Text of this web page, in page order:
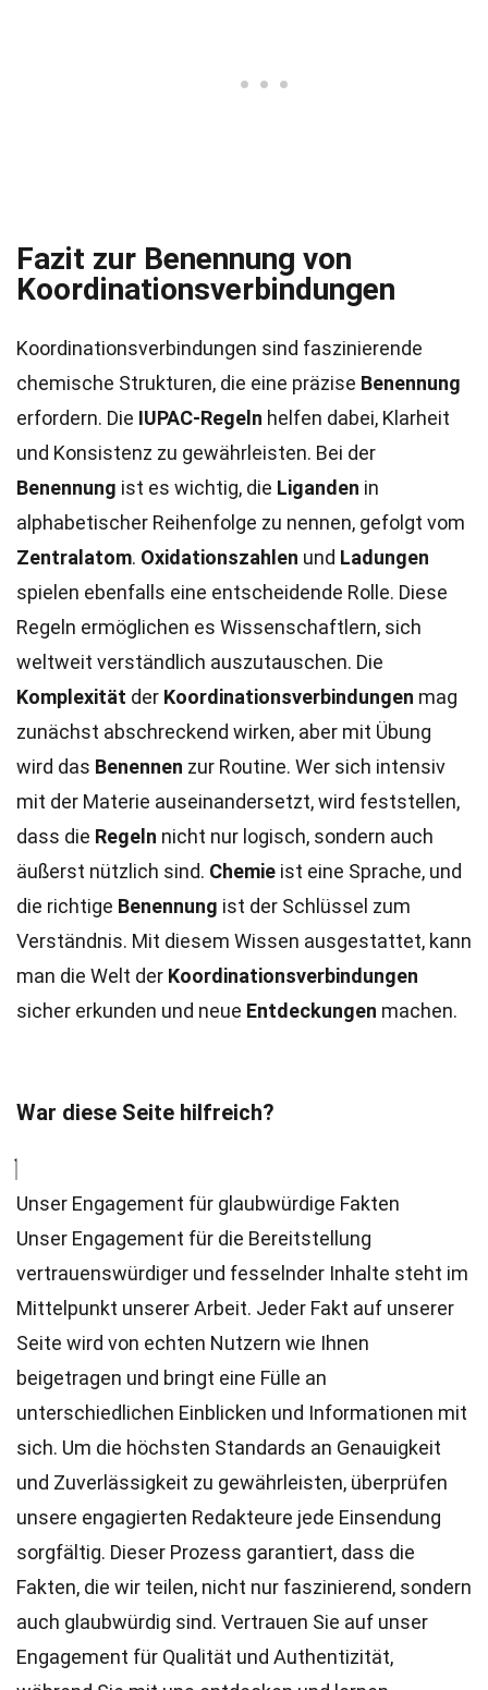
Fazit zur Benennung von
Koordinationsverbindungen
Koordinationsverbindungen sind faszinierende
chemische Strukturen, die eine präzise Benennung
erfordern. Die IUPAC-Regeln helfen dabei, Klarheit
und Konsistenz zu gewährleisten. Bei der
Benennung ist es wichtig, die Liganden in
alphabetischer Reihenfolge zu nennen, gefolgt vom
Zentralatom. Oxidationszahlen und Ladungen
spielen ebenfalls eine entscheidende Rolle. Diese
Regeln ermöglichen es Wissenschaftlern, sich
weltweit verständlich auszutauschen. Die
Komplexität der Koordinationsverbindungen mag
zunächst abschreckend wirken, aber mit Übung
wird das Benennen zur Routine. Wer sich intensiv
mit der Materie auseinandersetzt, wird feststellen,
dass die Regeln nicht nur logisch, sondern auch
äußerst nützlich sind. Chemie ist eine Sprache, und
die richtige Benennung ist der Schlüssel zum
Verständnis. Mit diesem Wissen ausgestattet, kann
man die Welt der Koordinationsverbindungen
sicher erkunden und neue Entdeckungen machen.
War diese Seite hilfreich?
Unser Engagement für glaubwürdige Fakten
Unser Engagement für die Bereitstellung
vertrauenswürdiger und fesselnder Inhalte steht im
Mittelpunkt unserer Arbeit. Jeder Fakt auf unserer
Seite wird von echten Nutzern wie Ihnen
beigetragen und bringt eine Fülle an
unterschiedlichen Einblicken und Informationen mit
sich. Um die höchsten Standards an Genauigkeit
und Zuverlässigkeit zu gewährleisten, überprüfen
unsere engagierten Redakteure jede Einsendung
sorgfältig. Dieser Prozess garantiert, dass die
Fakten, die wir teilen, nicht nur faszinierend, sondern
auch glaubwürdig sind. Vertrauen Sie auf unser
Engagement für Qualität und Authentizität,